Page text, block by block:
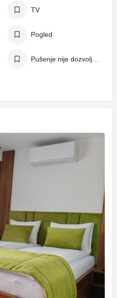
TV
Pogled